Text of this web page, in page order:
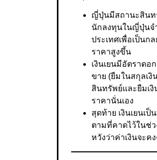
ญี่ปุ่นมีสถานะสินทรั
นักลงทุนในญี่ปุ่นจ
ประเทศเพื่อเป็นก
ราคาสูงขึ้น
เงินเยนมีอัตราดอ
ขาย (ยืมในสกุลเ
สินทรัพย์และยืมเ
ราคานั่นเอง
สุดท้าย เงินเยนเ
ตามที่คาดไว้ในช่ว
หวังว่าค่าเงินจะ